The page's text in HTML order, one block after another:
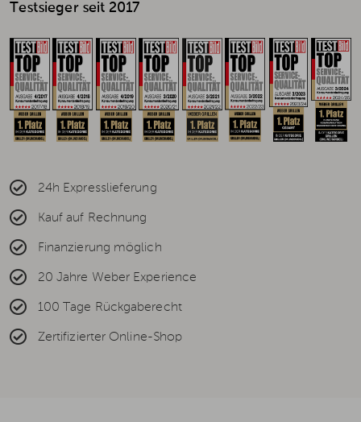
Testsieger seit 2017
24h Expresslieferung
Kauf auf Rechnung
Finanzierung möglich
20 Jahre Weber Experience
100 Tage Rückgaberecht
Zertifizierter Online-Shop